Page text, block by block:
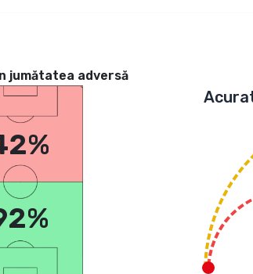
jumătatea adversă